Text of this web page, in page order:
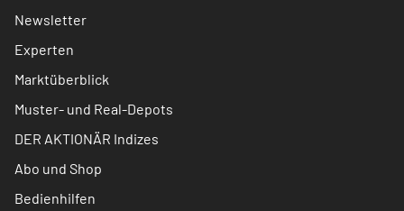
Newsletter
Experten
Marktüberblick
Muster- und Real-Depots
DER AKTIONÄR Indizes
Abo und Shop
Bedienhilfen